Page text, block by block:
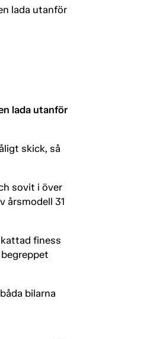
lada utanför
lada utanför
skick, så
sovit i över
årsmodell 31
finess
bilarna